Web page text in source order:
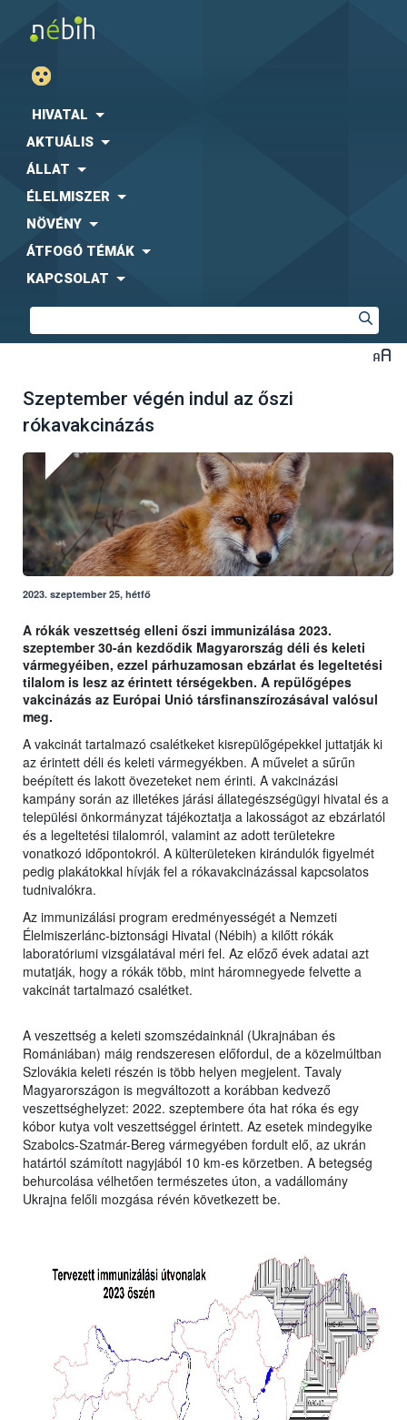
HIVATAL
AKTUÁLIS
ÁLLAT
ÉLELMISZER
NÖVÉNY
ÁTFOGÓ TÉMÁK
KAPCSOLAT
Szeptember végén indul az őszi
rókavakcinázás
2023. szeptember 25, hétfő
A rókák veszettség elleni őszi immunizálása 2023.
szeptember 30-án kezdődik Magyarország déli és keleti
vármegyéiben, ezzel párhuzamosan ebzárlat és legeltetési
tilalom is lesz az érintett térségekben. A repülőgépes
vakcinázás az Európai Unió társfinanszírozásával valósul
meg.
A vakcinát tartalmazó csalétkeket kisrepülőgépekkel juttatják ki
az érintett déli és keleti vármegyékben. A művelet a sűrűn
beépített és lakott övezeteket nem érinti. A vakcinázási
kampány során az illetékes járási állategészségügyi hivatal és a
települési önkormányzat tájékoztatja a lakosságot az ebzárlatól
és a legeltetési tilalomról, valamint az adott területekre
vonatkozó időpontokról. A külterületeken kirándulók figyelmét
pedig plakátokkal hívják fel a rókavakcinázással kapcsolatos
tudnivalókra.
Az immunizálási program eredményességét a Nemzeti
Élelmiszerlánc-biztonsági Hivatal (Nébih) a kilőtt rókák
laboratóriumi vizsgálatával méri fel. Az előző évek adatai azt
mutatják, hogy a rókák több, mint háromnegyede felvette a
vakcinát tartalmazó csalétket.
A veszettség a keleti szomszédainknál (Ukrajnában és
Romániában) máig rendszeresen előfordul, de a közelmúltban
Szlovákia keleti részén is több helyen megjelent. Tavaly
Magyarországon is megváltozott a korábban kedvező
veszettséghelyzet: 2022. szeptembere óta hat róka és egy
kóbor kutya volt veszettséggel érintett. Az esetek mindegyike
Szabolcs-Szatmár-Bereg vármegyében fordult elő, az ukrán
határtól számított nagyjából 10 km-es körzetben. A betegség
behurcolása vélhetően természetes úton, a vadállomány
Ukrajna felőli mozgása révén következett be.